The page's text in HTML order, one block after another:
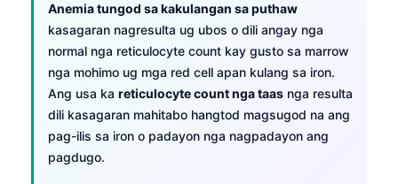
Anemia tungod sa kakulangan sa puthaw
kasagaran nagresulta ug ubos o dili angay nga
normal nga reticulocyte count kay gusto sa marrow
nga mohimo ug mga red cell apan kulang sa iron.
Ang usa ka reticulocyte count nga taas nga resulta
dili kasagaran mahitabo hangtod magsugod na ang
pag-ilis sa iron o padayon nga nagpadayon ang
pagdugo.